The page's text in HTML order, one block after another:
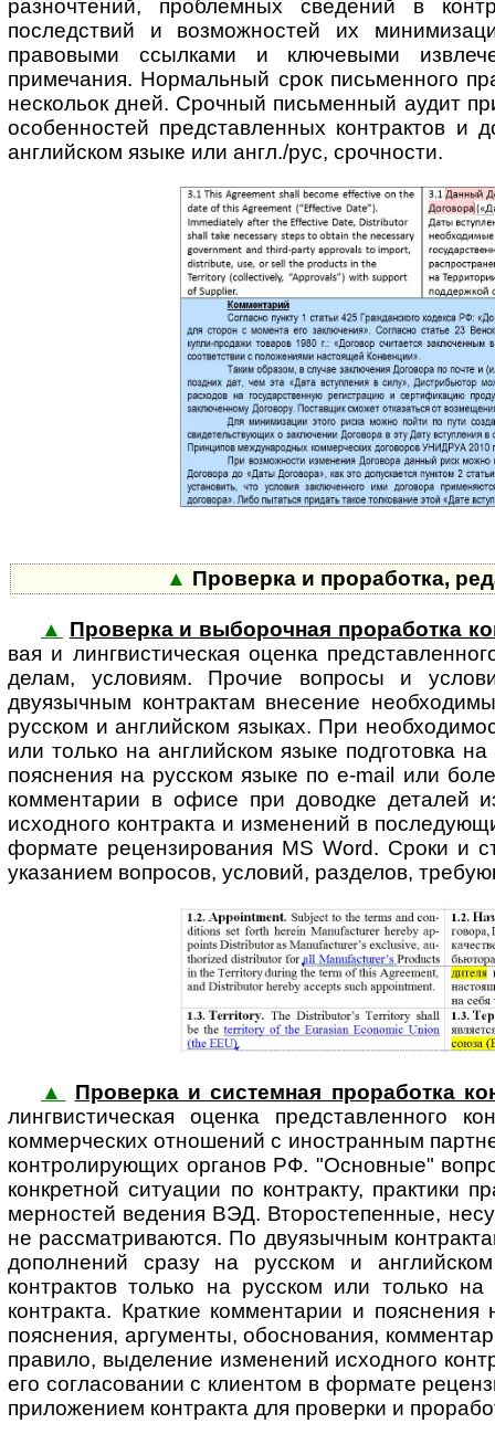
разночтений, проблемных сведений в
последствий и возмож­ностей их
правовыми ссылками и ключевыми
примечания. Нормальный срок письменного
нескольок дней. Срочный письменный аудит
особенностей представ­ленных контрактов и
английском языке или англ./рус, срочности.
▲ Проверка и проработка,
▲ Проверка и выборочная проработка
вая и линг­вис­ти­ческая оценка
делам, условиям. Прочие вопросы и
двуязычным контрактам внесение
русском и англий­ском языках. При
или только на англий­ском языке подго­товка
пояснения на русском языке по e-mail или
комментарии в офисе при доводке деталей
исходного контракта и изме­нений в
формате рецен­зиро­вания MS Word. Сроки и
указанием вопросов, условий, разделов,
▲
Проверка и системная проработка
линг­вис­ти­чес­кая оценка представ­ленного
коммерческих отношений с ино­стран­ным
конт­ро­ли­ру­ю­щих органов РФ. "Основные"
конкретной ситуации по контракту,
мерностей ведения ВЭД. Второстепенные,
не рассмат­риваются. По двуязычным
дополнений сразу на русском и
контрактов только на русском или только
контракта. Краткие комментарии и
пояснения, аргументы, обоснования,
правило, выделение изменений исходного
его согласовании с клиентом в формате
прило­жением контракта для проверки и